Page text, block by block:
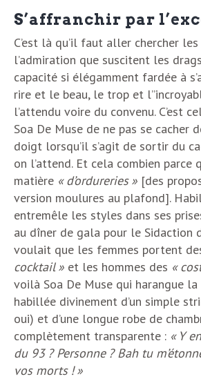
S’affranchir par
C’est là qu’il faut aller chercher
l’admiration que suscitent les
capacité si élégamment fardée à
rire et le beau, le trop et
l’attendu voire du convenu. C’est
Soa De Muse de ne pas se cacher
doigt lorsqu’il s’agit de sortir du
on l’attend. Et cela combien parce
matière « d’ordureries » [des
version moulures au plafond].
entremêle les styles dans ses
au dîner de gala pour le Sidaction
voulait que les femmes portent
cocktail » et les hommes des «
voilà Soa De Muse qui harangue
habillée divinement d’un simple
oui) et d’une longue robe de
complètement transparente : « Y
du 93 ? Personne ? Bah tu
vos morts ! »